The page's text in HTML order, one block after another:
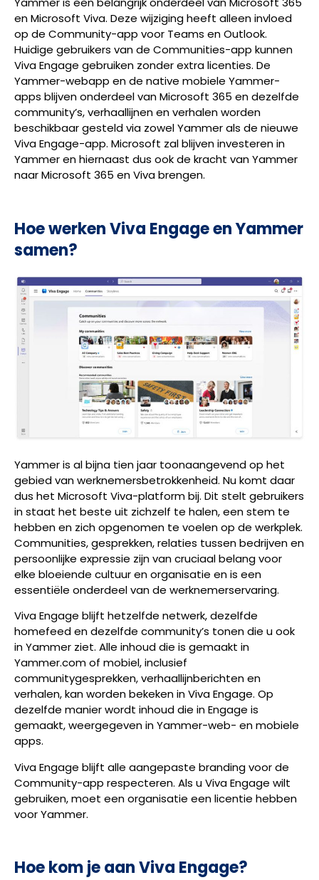
en Microsoft Viva. Deze wijziging heeft alleen invloed
op de Community-app voor Teams en Outlook.
Huidige gebruikers van de Communities-app kunnen
Viva Engage gebruiken zonder extra licenties. De
Yammer-webapp en de native mobiele Yammer-
apps blijven onderdeel van Microsoft 365 en dezelfde
community’s, verhaallijnen en verhalen worden
beschikbaar gesteld via zowel Yammer als de nieuwe
Viva Engage-app. Microsoft zal blijven investeren in
Yammer en hiernaast dus ook de kracht van Yammer
naar Microsoft 365 en Viva brengen.
Hoe werken Viva Engage en Yammer
samen?
Yammer is al bijna tien jaar toonaangevend op het
gebied van werknemersbetrokkenheid. Nu komt daar
dus het Microsoft Viva-platform bij. Dit stelt gebruikers
in staat het beste uit zichzelf te halen, een stem te
hebben en zich opgenomen te voelen op de werkplek.
Communities, gesprekken, relaties tussen bedrijven en
persoonlijke expressie zijn van cruciaal belang voor
elke bloeiende cultuur en organisatie en is een
essentiële onderdeel van de werknemerservaring.
Viva Engage blijft hetzelfde netwerk, dezelfde
homefeed en dezelfde community’s tonen die u ook
in Yammer ziet. Alle inhoud die is gemaakt in
Yammer.com of mobiel, inclusief
communitygesprekken, verhaallijnberichten en
verhalen, kan worden bekeken in Viva Engage. Op
dezelfde manier wordt inhoud die in Engage is
gemaakt, weergegeven in Yammer-web- en mobiele
apps.
Viva Engage blijft alle aangepaste branding voor de
Community-app respecteren. Als u Viva Engage wilt
gebruiken, moet een organisatie een licentie hebben
voor Yammer.
Hoe kom je aan Viva Engage?